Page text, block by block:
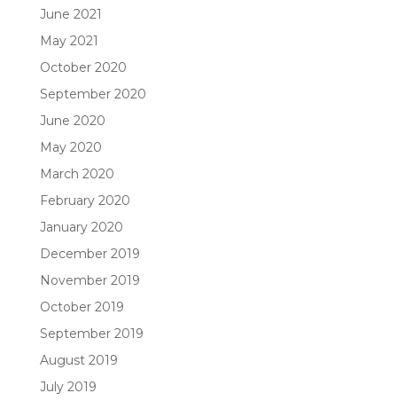
June 2021
May 2021
October 2020
September 2020
June 2020
May 2020
March 2020
February 2020
January 2020
December 2019
November 2019
October 2019
September 2019
August 2019
July 2019